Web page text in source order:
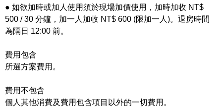
● 如欲加時或加人使用須於現場加價使用，加時加收 NT$
500 / 30 分鐘，加一人加收 NT$ 600 (限加一人)。退房時間
為隔日 12:00 前。
費用包含
所選方案費用。
費用不包含
個人其他消費及費用包含項目以外的一切費用。